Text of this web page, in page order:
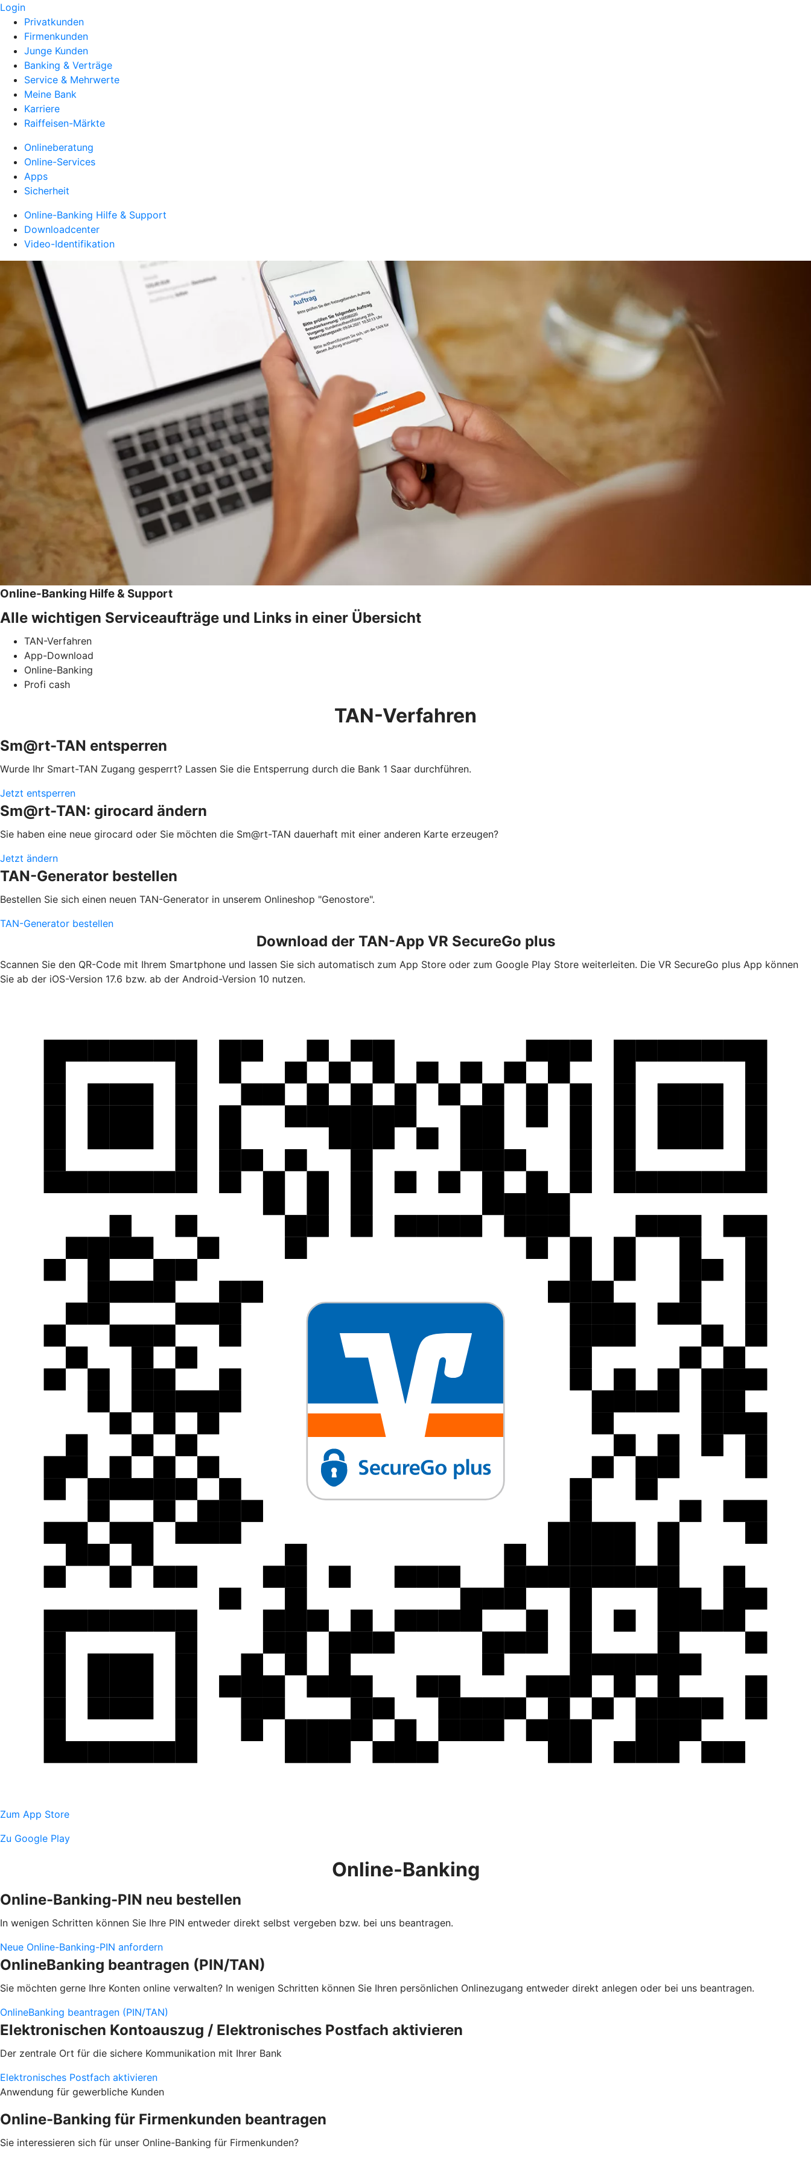
Login
Privatkunden
Firmenkunden
Junge Kunden
Banking & Verträge
Service & Mehrwerte
Meine Bank
Karriere
Raiffeisen-Märkte
Onlineberatung
Online-Services
Apps
Sicherheit
Online-Banking Hilfe & Support
Downloadcenter
Video-Identifikation
Online-Banking Hilfe & Support
Alle wichtigen Serviceaufträge und Links in einer Übersicht
TAN-Verfahren
App-Download
Online-Banking
Profi cash
TAN-Verfahren
Sm@rt-TAN entsperren
Wurde Ihr Smart-TAN Zugang gesperrt? Lassen Sie die Entsperrung durch die Bank 1 Saar durchführen.
Jetzt entsperren
Sm@rt-TAN: girocard ändern
Sie haben eine neue girocard oder Sie möchten die Sm@rt-TAN dauerhaft mit einer anderen Karte erzeugen?
Jetzt ändern
TAN-Generator bestellen
Bestellen Sie sich einen neuen TAN-Generator in unserem Onlineshop "Genostore".
TAN-Generator bestellen
Download der TAN-App VR SecureGo plus
Scannen Sie den QR-Code mit Ihrem Smartphone und lassen Sie sich automatisch zum App Store oder zum Google Play Store weiterleiten. Die VR SecureGo plus App können
Sie ab der iOS-Version 17.6 bzw. ab der Android-Version 10 nutzen.
Zum App Store
Zu Google Play
Online-Banking
Online-Banking-PIN neu bestellen
In wenigen Schritten können Sie Ihre PIN entweder direkt selbst vergeben bzw. bei uns beantragen.
Neue Online-Banking-PIN anfordern
OnlineBanking beantragen (PIN/TAN)
Sie möchten gerne Ihre Konten online verwalten? In wenigen Schritten können Sie Ihren persönlichen Onlinezugang entweder direkt anlegen oder bei uns beantragen.
OnlineBanking beantragen (PIN/TAN)
Elektronischen Kontoauszug / Elektronisches Postfach aktivieren
Der zentrale Ort für die sichere Kommunikation mit Ihrer Bank
Elektronisches Postfach aktivieren
Anwendung für gewerbliche Kunden
Online-Banking für Firmenkunden beantragen
Sie interessieren sich für unser Online-Banking für Firmenkunden?